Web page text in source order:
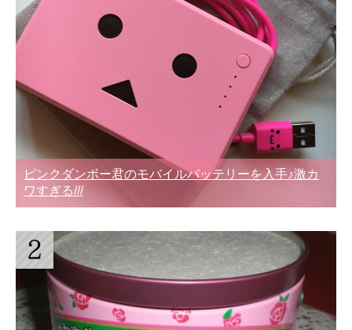
ピンクダンボー君のモバイルバッテリーを入手♪激カ
ワすぎる///